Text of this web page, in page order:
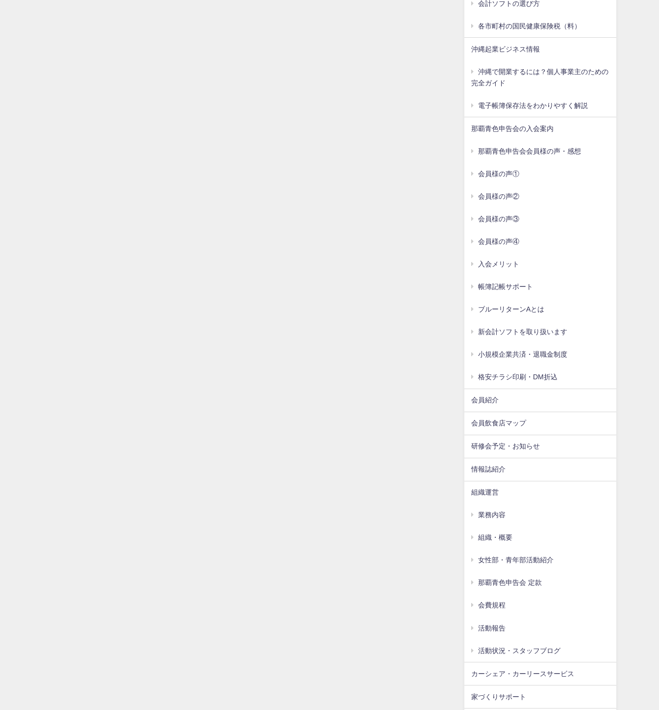
会計ソフトの選び方
各市町村の国民健康保険税（料）
沖縄起業ビジネス情報
沖縄で開業するには？個人事業主のための
完全ガイド
電子帳簿保存法をわかりやすく解説
那覇青色申告会の入会案内
那覇青色申告会会員様の声・感想
会員様の声①
会員様の声②
会員様の声③
会員様の声④
入会メリット
帳簿記帳サポート
ブルーリターンAとは
新会計ソフトを取り扱います
小規模企業共済・退職金制度
格安チラシ印刷・DM折込
会員紹介
会員飲食店マップ
研修会予定・お知らせ
情報誌紹介
組織運営
業務内容
組織・概要
女性部・青年部活動紹介
那覇青色申告会 定款
会費規程
活動報告
活動状況・スタッフブログ
カーシェア・カーリースサービス
家づくりサポート